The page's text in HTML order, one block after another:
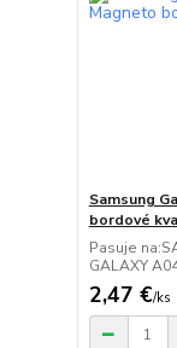
Samsung
bordové
Pasuje
GALAXY
2,47 €/ks